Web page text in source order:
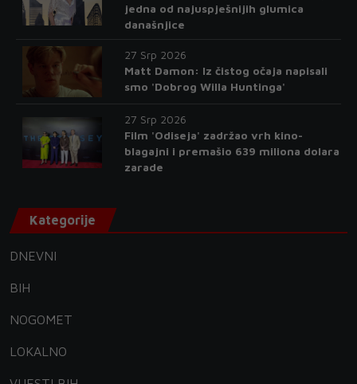
jedna od najuspješnijih glumica
današnjice
27 Srp 2026
Matt Damon: Iz čistog očaja napisali
smo 'Dobrog Willa Huntinga'
27 Srp 2026
Film 'Odiseja' zadržao vrh kino-
blagajni i premašio 639 miliona dolara
zarade
Kategorije
DNEVNI
BIH
NOGOMET
LOKALNO